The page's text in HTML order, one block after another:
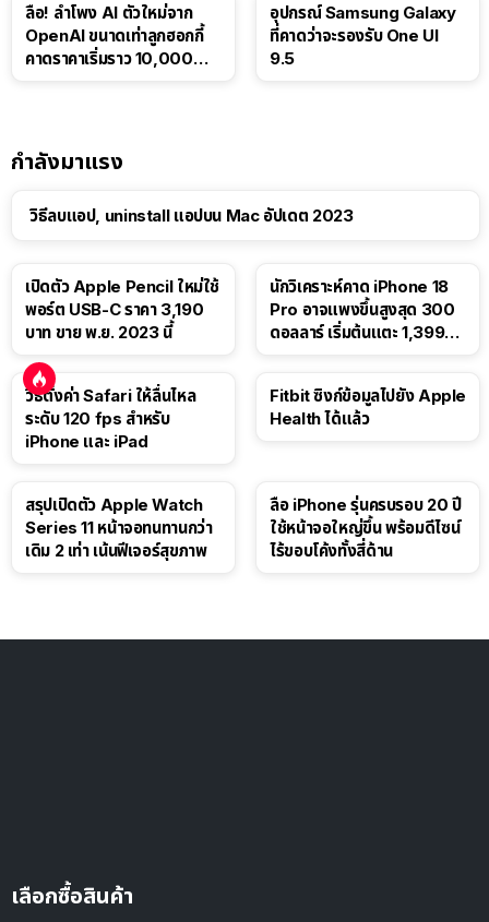
ลือ! ลำโพง AI ตัวใหม่จาก
OpenAI ขนาดเท่าลูกฮอกกี้
คาดราคาเริ่มราว 10,000
อุปกรณ์ Samsung Galaxy
ที่คาดว่าจะรองรับ One UI
9.5
กำลังมาแรง
วิธีลบแอป, uninstall แอปบน Mac อัปเดต 2023
เปิดตัว Apple Pencil ใหม่ใช้
พอร์ต USB-C ราคา 3,190
บาท ขาย พ.ย. 2023 นี้
นักวิเคราะห์คาด iPhone 18
Pro อาจแพงขึ้นสูงสุด 300
ดอลลาร์ เริ่มต้นแตะ 1,399
วิธีตั้งค่า Safari ให้ลื่นไหล
ระดับ 120 fps สำหรับ
iPhone และ iPad
Fitbit ซิงก์ข้อมูลไปยัง Apple
Health ได้แล้ว
สรุปเปิดตัว Apple Watch
Series 11 หน้าจอทนทานกว่า
เดิม 2 เท่า เน้นฟีเจอร์สุขภาพ
ลือ iPhone รุ่นครบรอบ 20 ปี
ใช้หน้าจอใหญ่ขึ้น พร้อมดีไซน์
ไร้ขอบโค้งทั้งสี่ด้าน
เลือกซื้อสินค้า